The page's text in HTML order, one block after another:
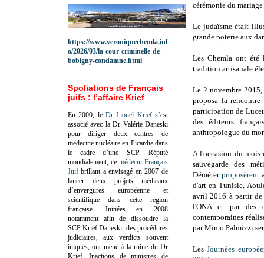
cérémonie du mariage
Le judaïsme était
grande poterie aux
Les Chemla ont été
tradition artisanale
Le 2 novembre
proposa la rencontre
participation de
des éditeurs
anthropologue du
A l'occasion du mois
sauvegarde des
Déméter proposèrent
d'art en Tunisie,
avril 2016 à partir
l'ONA et par des
contemporaines
par Mimo Palmizzi
LesJournées
https://www.veroniquechemla.inf
o/2026/03/la-cour-criminelle-de-
bobigny-condamne.html
Spoliations de Français
juifs : l’affaire Krief
En 2000, le Dr Lionel Kriefs’est
associé avec la Dr Valérie Daneski
pour diriger deux centres de
médecine nucléaire en Picardie dans
le cadre d’une SCP. Réputé
mondialement, ce médecin Français
Juif brillant a envisagé en 2007 de
lancer deux projets médicaux
d’envergures européenne et
scientifique dans cette région
française. Initiées en 2008
notamment afin de dissoudre la
SCP Krief Daneski, des procédures
judiciaires, aux verdicts souvent
iniques, ont mené à la ruine du Dr
Krief.Inactions de ministres de